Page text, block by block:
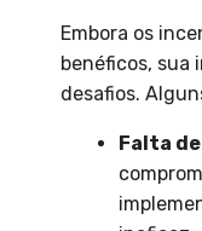
Embora os
benéficos, sua
desafios.
Falta